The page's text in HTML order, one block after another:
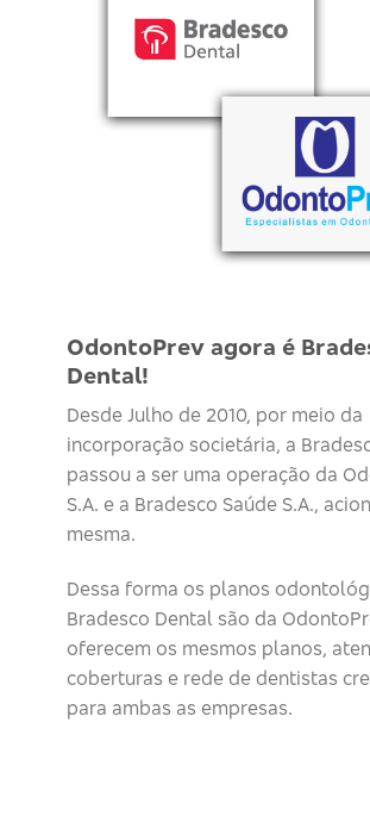
OdontoPrev agora é
Dental!
Desde Julho de 2010, por meio da
incorporação societária, a
passou a ser uma operação da
S.A. e a Bradesco Saúde S.A.,
mesma.
Dessa forma os planos
Bradesco Dental são da
oferecem os mesmos planos,
coberturas e rede de dentistas
para ambas as empresas.